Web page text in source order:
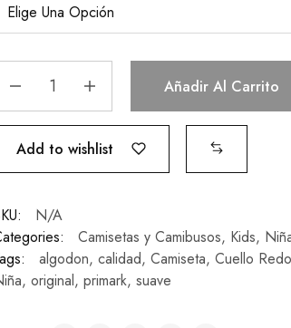
Añadir Al Carrito
Add to wishlist
N/A
Camisetas y Camibusos, Kids,
algodon, calidad, Camiseta, Cuello
, original, primark, suave